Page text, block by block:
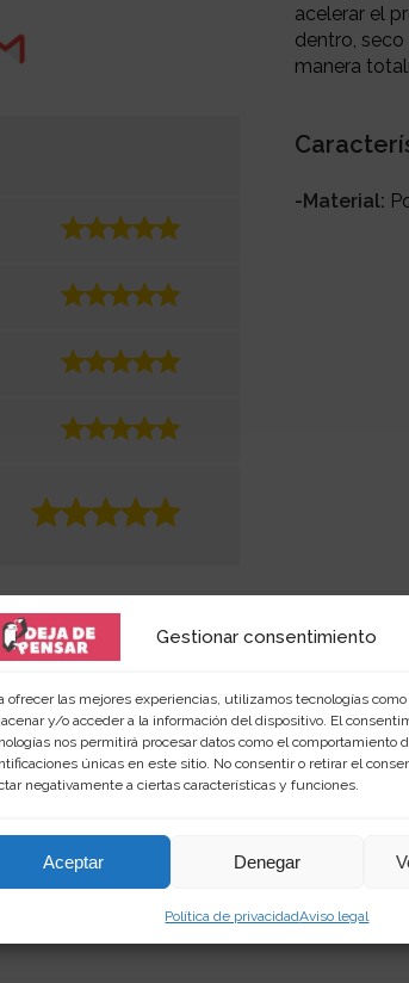
Gestionar consentimiento
ofrecer las mejores experiencias, utilizamos tecnologías
y/o acceder a la información del dispositivo. El
nos permitirá procesar datos como el comportamiento
únicas en este sitio. No consentir o retirar el
negativamente a ciertas características y funciones.
Aceptar Denegar
Política de privacidadAviso legal
acelerar el
dentro,
manera
-Material:
amante de las palabras y de los
en
. Me